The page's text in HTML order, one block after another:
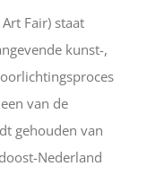
Fair) staat
kunst-,
van de
gehouden van
Nederland